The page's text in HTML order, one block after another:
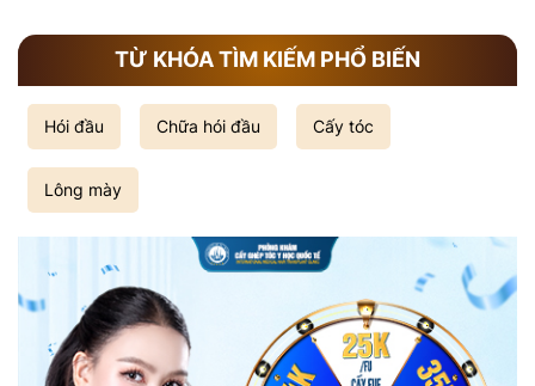
TỪ KHÓA TÌM KIẾM PHỔ BIẾN
Hói đầu Chữa hói đầu Cấy tóc
Lông mày